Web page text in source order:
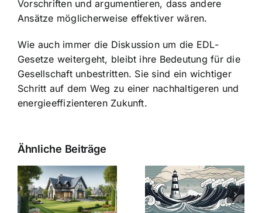
Vorschriften und argumentieren, dass andere
Ansätze möglicherweise effektiver wären.
Wie auch immer die Diskussion um die EDL-
Gesetze weitergeht, bleibt ihre Bedeutung für die
Gesellschaft unbestritten. Sie sind ein wichtiger
Schritt auf dem Weg zu einer nachhaltigeren und
energieeffizienteren Zukunft.
Ähnliche Beiträge
Bauzinsen im
Sturm: Die
aktuelle
Die Evolution
der
Bauzinsen: Ein
Blick in die